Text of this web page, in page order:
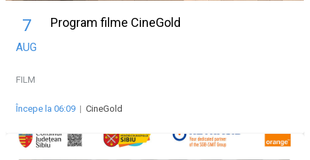
7
AUG
Program filme CineGold
FILM
Începe la 06:09 | CineGold